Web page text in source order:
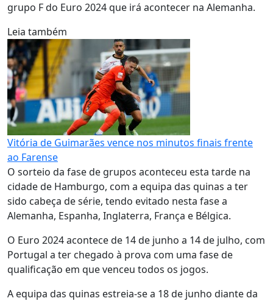
grupo F do Euro 2024 que irá acontecer na Alemanha.
Leia também
Vitória de Guimarães vence nos minutos finais frente
ao Farense
O sorteio da fase de grupos aconteceu esta tarde na
cidade de Hamburgo, com a equipa das quinas a ter
sido cabeça de série, tendo evitado nesta fase a
Alemanha, Espanha, Inglaterra, França e Bélgica.
O Euro 2024 acontece de 14 de junho a 14 de julho, com
Portugal a ter chegado à prova com uma fase de
qualificação em que venceu todos os jogos.
A equipa das quinas estreia-se a 18 de junho diante da